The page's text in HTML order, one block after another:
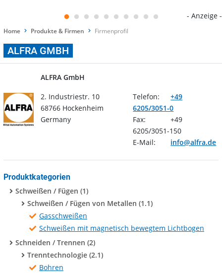
- Anzeige -
Home Produkte & Firmen Firmenprofil
ALFRA GMBH
ALFRA GmbH
2. Industriestr. 10
68766 Hockenheim
Germany
Telefon:
+49
6205/3051-0
Fax:
+49
6205/3051-150
E-Mail:
info@alfra.de
Produktkategorien
Schweißen / Fügen (1)
Schweißen / Fügen von Metallen (1.1)
Gasschweißen
Schweißen mit magnetisch bewegtem Lichtbogen
Schneiden / Trennen (2)
Trenntechnologie (2.1)
Bohren